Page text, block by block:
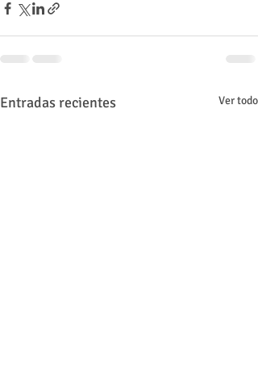
Entradas recientes Ver todo